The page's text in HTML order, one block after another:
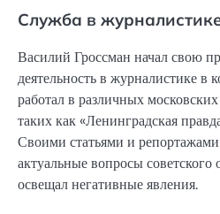
Служба в
Василий Гроссман начал свою
деятельность в журналистике
работал в различных
таких как «Ленинградская
Своими статьями и
актуальные вопросы советского
освещал негативные явления.